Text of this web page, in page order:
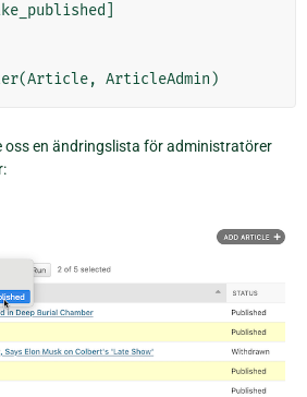
(Article, ArticleAdmin )
oss en ändringslista för administratörer